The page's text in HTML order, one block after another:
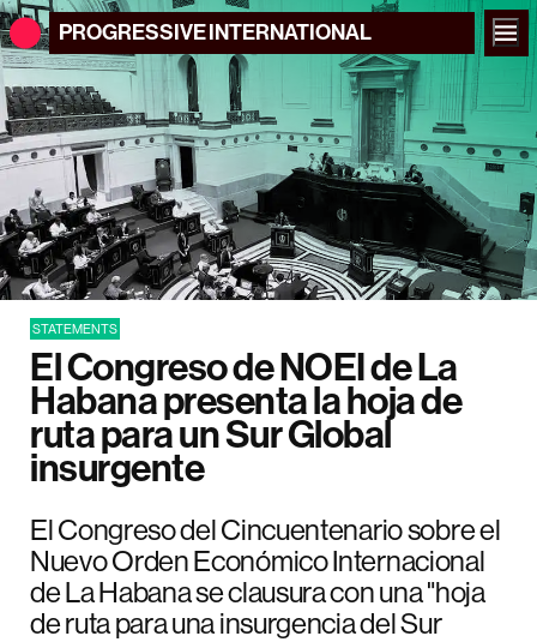
PROGRESSIVEINTERNATIONAL
STATEMENTS
El Congreso de NOEI de La
Habana presenta la hoja de
ruta para un Sur Global
insurgente
El Congreso del Cincuentenario sobre el
Nuevo Orden Económico Internacional
de La Habana se clausura con una "hoja
de ruta para una insurgencia del Sur